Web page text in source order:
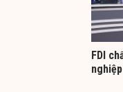
FDI